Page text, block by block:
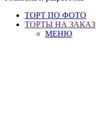
ТОРТ ПО ФОТО
ТОРТЫ НА ЗАКАЗ
МЕНЮ